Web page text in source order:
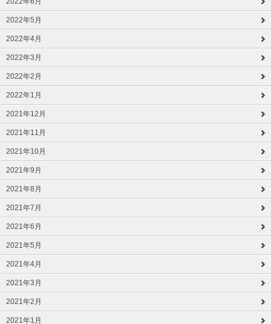
2022年5月
2022年4月
2022年3月
2022年2月
2022年1月
2021年12月
2021年11月
2021年10月
2021年9月
2021年8月
2021年7月
2021年6月
2021年5月
2021年4月
2021年3月
2021年2月
2021年1月